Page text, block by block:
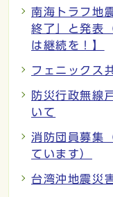
南海トラフ地
終了」と発表
は継続を！】
フェニックス
防災行政無線
いて
消防団員募集
ています）
台湾沖地震災